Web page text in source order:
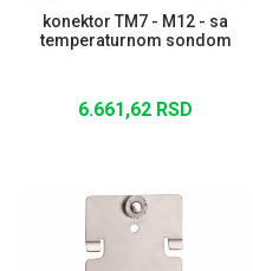
konektor TM7 - M12 - sa
temperaturnom sondom
6.661,62 RSD